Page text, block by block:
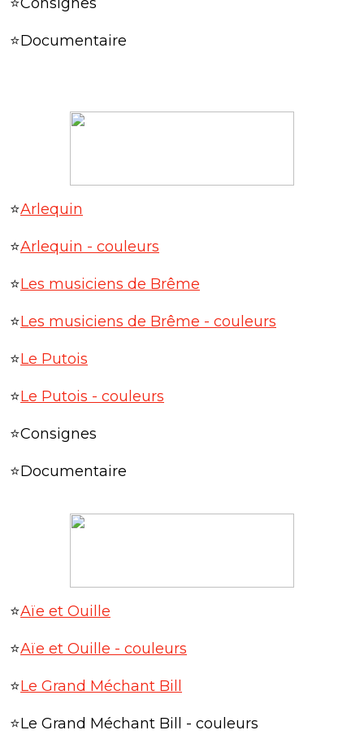
⭐Documentaire
⭐Arlequin
⭐Arlequin - couleurs
⭐Les musiciens de Brême
⭐Les musiciens de Brême - couleurs
⭐Le Putois
⭐Le Putois - couleurs
⭐Consignes
⭐Documentaire
⭐Aïe et Ouille
⭐Aïe et Ouille - couleurs
⭐Le Grand Méchant Bill
⭐Le Grand Méchant Bill - couleurs